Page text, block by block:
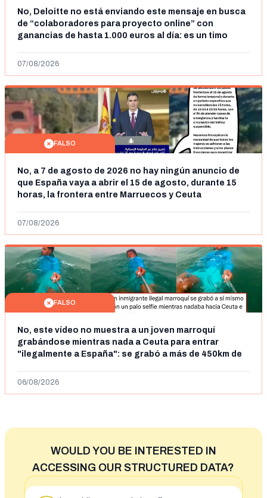
No, Deloitte no está enviando este mensaje en busca
de “colaboradores para proyecto online” con
ganancias de hasta 1.000 euros al día: es un timo
07/08/2026
FALSO
No, a 7 de agosto de 2026 no hay ningún anuncio de
que España vaya a abrir el 15 de agosto, durante 15
horas, la frontera entre Marruecos y Ceuta
07/08/2026
FALSO
No, este vídeo no muestra a un joven marroquí
grabándose mientras nada a Ceuta para entrar
"ilegalmente a España": se grabó a más de 450km de
06/08/2026
WOULD YOU BE INTERESTED IN
ACCESSING OUR STRUCTURED DATA?